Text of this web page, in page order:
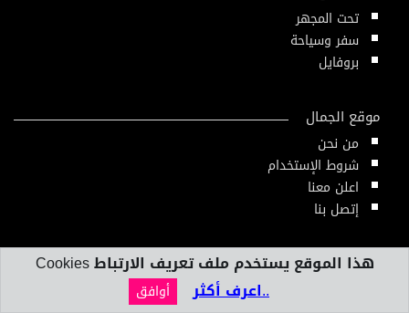
تحت المجهر
سفر وسياحة
بروفايل
موقع الجمال
من نحن
شروط الإستخدام
اعلن معنا
إتصل بنا
أدوات وخدمات
هذا الموقع يستخدم ملف تعريف الارتباط Cookies
..اعرف أكثر
أوافق